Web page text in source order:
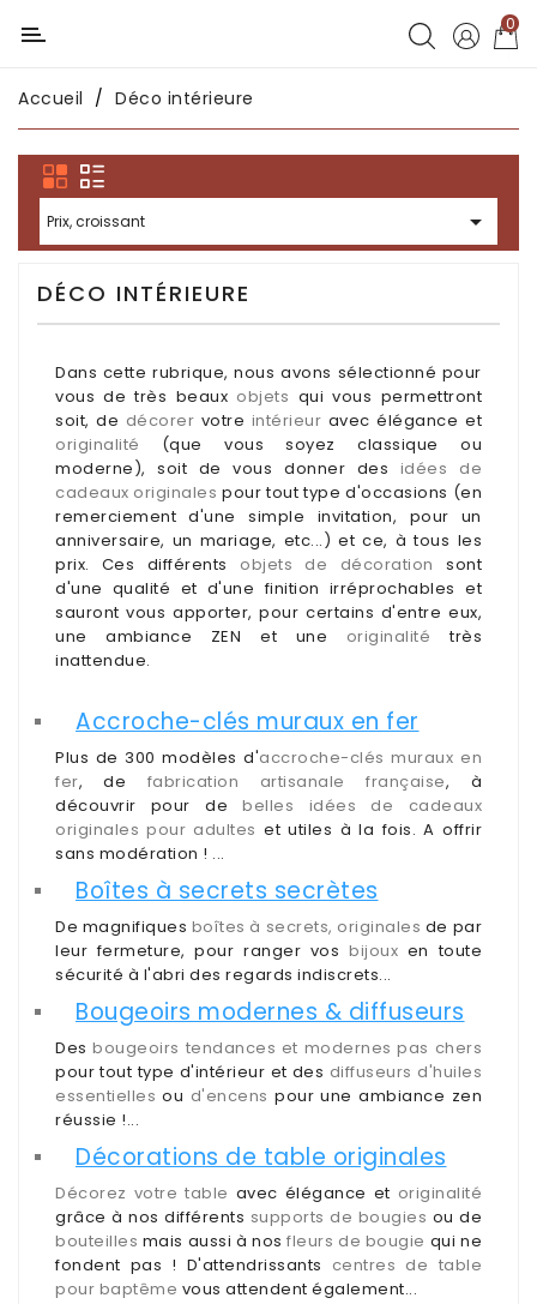
Catégorie
enfants
Déco
intérieure
Déco
africaine
Déco
asiatique
Déco
pour
collectionneurs
de
cadeaux
pour...
0
Accueil Déco intérieure
Prix, croissant 
DÉCO INTÉRIEURE
Dans cette rubrique, nous avons sélectionné pour
vous de très beaux objets qui vous permettront
soit, de décorer votre intérieur avec élégance et
originalité (que vous soyez classique ou
moderne), soit de vous donner des idées de
cadeaux originales pour tout type d'occasions (en
remerciement d'une simple invitation, pour un
anniversaire, un mariage, etc...) et ce, à tous les
prix. Ces différents objets de décoration sont
d'une qualité et d'une finition irréprochables et
sauront vous apporter, pour certains d'entre eux,
une ambiance ZEN et une originalité très
inattendue.
Accroche-clés muraux en fer
Plus de 300 modèles d'accroche-clés muraux en
fer, de fabrication artisanale française, à
découvrir pour debelles idées de cadeaux
originales pour adultes et utiles à la fois. A offrir
sans modération ! ...
Boîtes à secrets secrètes
De magnifiques boîtes à secrets, originales de par
leur fermeture, pour ranger vosbijoux en toute
sécurité à l'abri des regards indiscrets...
Bougeoirs modernes & diffuseurs
Desbougeoirs tendances et modernes pas chers
pour tout type d'intérieur et des diffuseurs d'huiles
essentielles ou d'encens pour une ambiance zen
réussie !...
Décorations de table originales
Décorez votre table avec élégance et originalité
grâce à nos différents supports de bougies ou de
bouteilles mais aussi à nosfleurs de bougie qui ne
fondent pas ! D'attendrissants centres de table
pour baptême vous attendent également...